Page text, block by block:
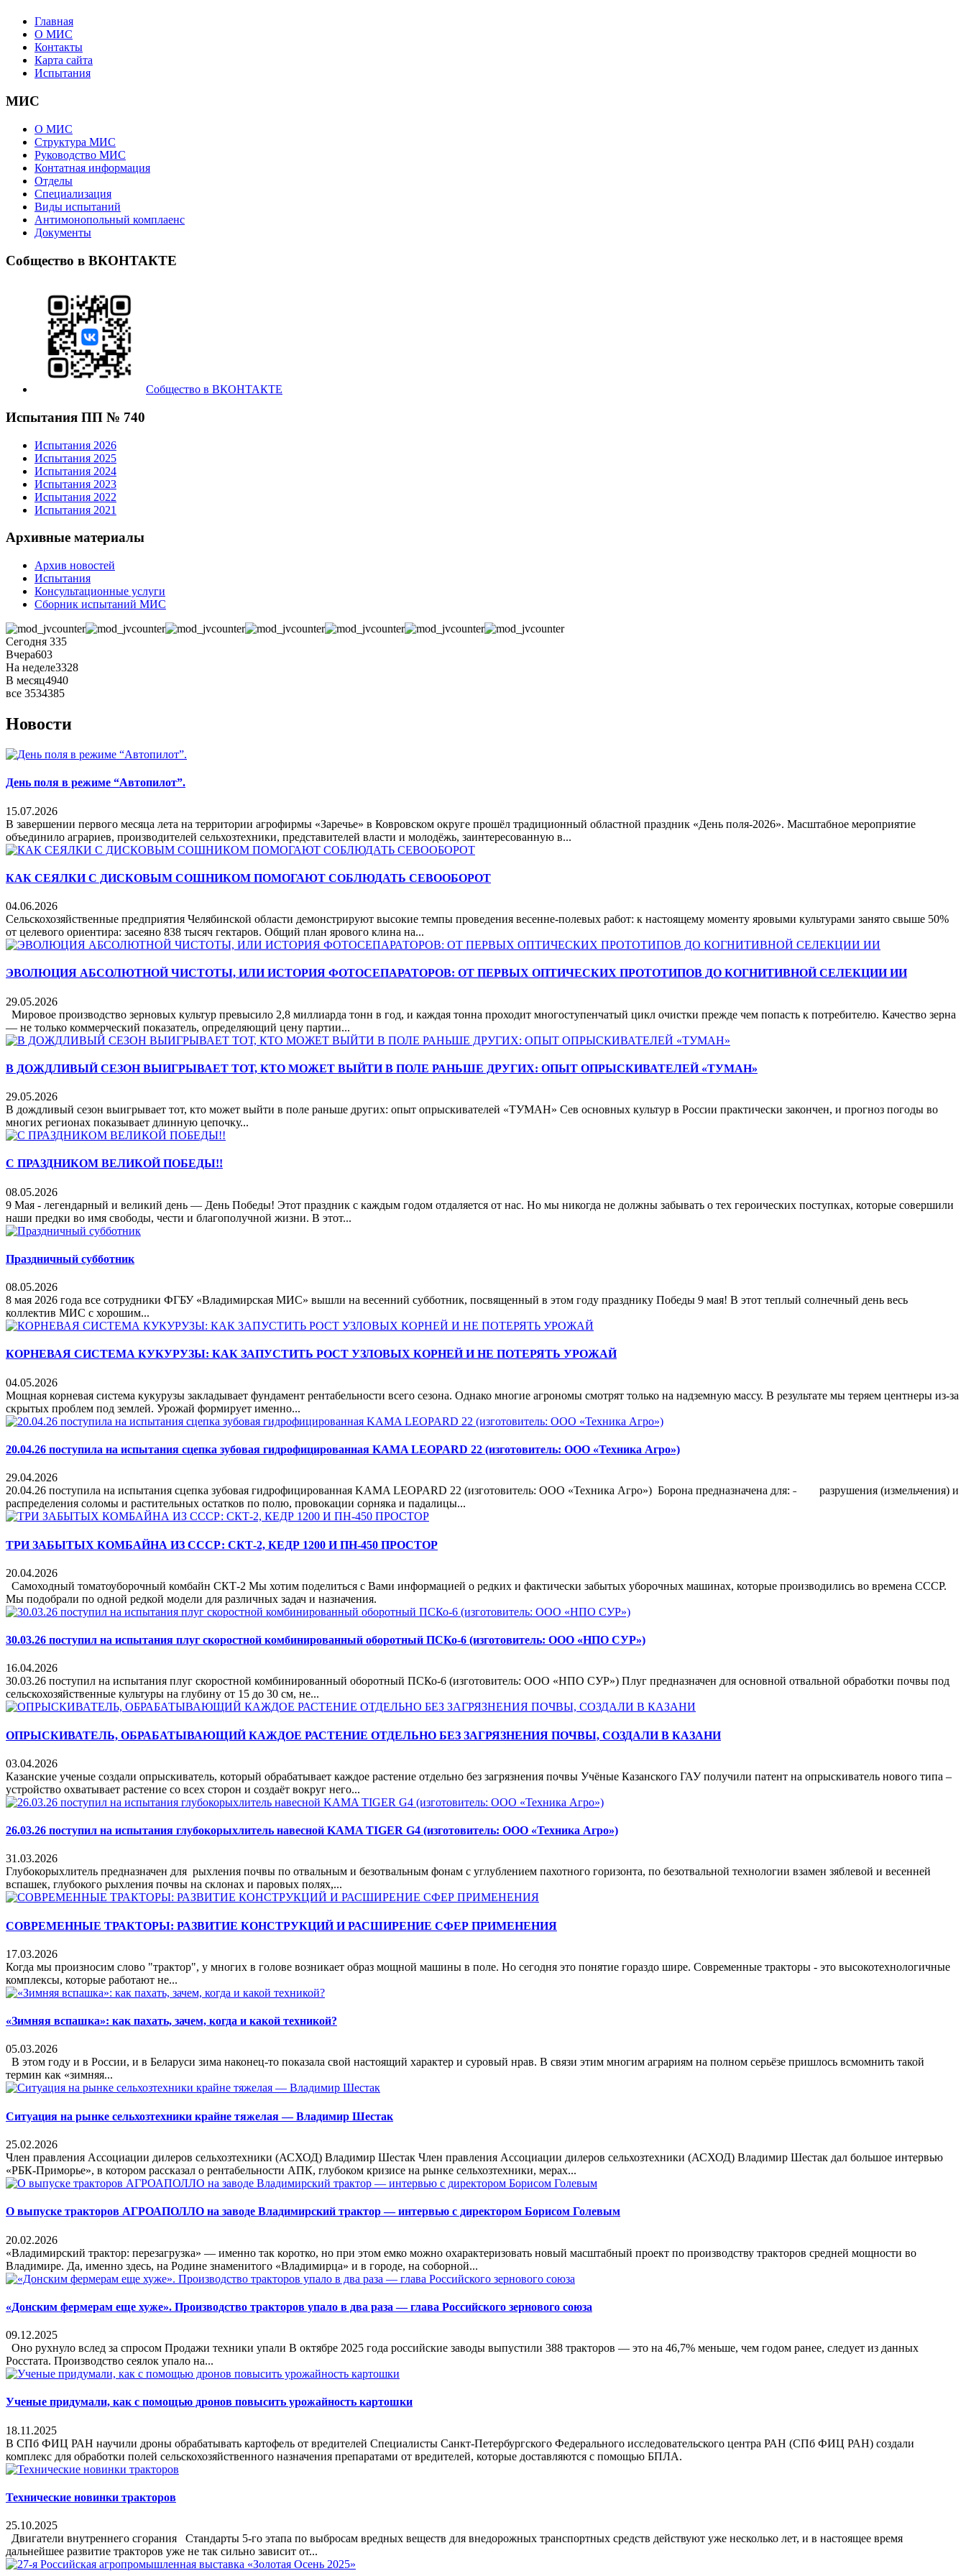
Главная
О МИС
Контакты
Карта сайта
Испытания
МИС
О МИС
Структура МИС
Руководство МИС
Контатная информация
Отделы
Специализация
Виды испытаний
Антимонопольный комплаенс
Документы
Собщество в ВКОНТАКТЕ
Собщество в ВКОНТАКТЕ
Испытания ПП № 740
Испытания 2026
Испытания 2025
Испытания 2024
Испытания 2023
Испытания 2022
Испытания 2021
Архивные материалы
Архив новостей
Испытания
Консультационные услуги
Сборник испытаний МИС
Сегодня 335
Вчера603
На неделе3328
В месяц4940
все 3534385
Новости
День поля в режиме “Автопилот”.
15.07.2026
В завершении первого месяца лета на территории агрофирмы «Заречье» в Ковровском округе прошёл традиционный областной праздник «День поля-2026». Масштабное мероприятие
объединило аграриев, производителей сельхозтехники, представителей власти и молодёжь, заинтересованную в...
КАК СЕЯЛКИ С ДИСКОВЫМ СОШНИКОМ ПОМОГАЮТ СОБЛЮДАТЬ СЕВООБОРОТ
04.06.2026
Сельскохозяйственные предприятия Челябинской области демонстрируют высокие темпы проведения весенне-полевых работ: к настоящему моменту яровыми культурами занято свыше 50%
от целевого ориентира: засеяно 838 тысяч гектаров. Общий план ярового клина на...
ЭВОЛЮЦИЯ АБСОЛЮТНОЙ ЧИСТОТЫ, ИЛИ ИСТОРИЯ ФОТОСЕПАРАТОРОВ: ОТ ПЕРВЫХ ОПТИЧЕСКИХ ПРОТОТИПОВ ДО КОГНИТИВНОЙ СЕЛЕКЦИИ ИИ
29.05.2026
Мировое производство зерновых культур превысило 2,8 миллиарда тонн в год, и каждая тонна проходит многоступенчатый цикл очистки прежде чем попасть к потребителю. Качество зерна
— не только коммерческий показатель, определяющий цену партии...
В ДОЖДЛИВЫЙ СЕЗОН ВЫИГРЫВАЕТ ТОТ, КТО МОЖЕТ ВЫЙТИ В ПОЛЕ РАНЬШЕ ДРУГИХ: ОПЫТ ОПРЫСКИВАТЕЛЕЙ «ТУМАН»
29.05.2026
В дождливый сезон выигрывает тот, кто может выйти в поле раньше других: опыт опрыскивателей «ТУМАН» Сев основных культур в России практически закончен, и прогноз погоды во
многих регионах показывает длинную цепочку...
С ПРАЗДНИКОМ ВЕЛИКОЙ ПОБЕДЫ!!
08.05.2026
9 Мая - легендарный и великий день — День Победы! Этот праздник с каждым годом отдаляется от нас. Но мы никогда не должны забывать о тех героических поступках, которые совершили
наши предки во имя свободы, чести и благополучной жизни. В этот...
Праздничный субботник
08.05.2026
8 мая 2026 года все сотрудники ФГБУ «Владимирская МИС» вышли на весенний субботник, посвященный в этом году празднику Победы 9 мая! В этот теплый солнечный день весь
коллектив МИС с хорошим...
КОРНЕВАЯ СИСТЕМА КУКУРУЗЫ: КАК ЗАПУСТИТЬ РОСТ УЗЛОВЫХ КОРНЕЙ И НЕ ПОТЕРЯТЬ УРОЖАЙ
04.05.2026
Мощная корневая система кукурузы закладывает фундамент рентабельности всего сезона. Однако многие агрономы смотрят только на надземную массу. В результате мы теряем центнеры из-за
скрытых проблем под землей. Урожай формирует именно...
20.04.26 поступила на испытания сцепка зубовая гидрофицированная KAMA LEOPARD 22 (изготовитель: ООО «Техника Агро»)
29.04.2026
20.04.26 поступила на испытания сцепка зубовая гидрофицированная KAMA LEOPARD 22 (изготовитель: ООО «Техника Агро») Борона предназначена для: ˗ разрушения (измельчения) и
распределения соломы и растительных остатков по полю, провокации сорняка и падалицы...
ТРИ ЗАБЫТЫХ КОМБАЙНА ИЗ СССР: СКТ-2, КЕДР 1200 И ПН-450 ПРОСТОР
20.04.2026
Самоходный томатоуборочный комбайн СКТ-2 Мы хотим поделиться с Вами информацией о редких и фактически забытых уборочных машинах, которые производились во времена СССР.
Мы подобрали по одной редкой модели для различных задач и назначения.
30.03.26 поступил на испытания плуг скоростной комбинированный оборотный ПСКо-6 (изготовитель: ООО «НПО СУР»)
16.04.2026
30.03.26 поступил на испытания плуг скоростной комбинированный оборотный ПСКо-6 (изготовитель: ООО «НПО СУР») Плуг предназначен для основной отвальной обработки почвы под
сельскохозяйственные культуры на глубину от 15 до 30 см, не...
ОПРЫСКИВАТЕЛЬ, ОБРАБАТЫВАЮЩИЙ КАЖДОЕ РАСТЕНИЕ ОТДЕЛЬНО БЕЗ ЗАГРЯЗНЕНИЯ ПОЧВЫ, СОЗДАЛИ В КАЗАНИ
03.04.2026
Казанские ученые создали опрыскиватель, который обрабатывает каждое растение отдельно без загрязнения почвы Учёные Казанского ГАУ получили патент на опрыскиватель нового типа –
устройство охватывает растение со всех сторон и создаёт вокруг него...
26.03.26 поступил на испытания глубокорыхлитель навесной KAMA TIGER G4 (изготовитель: ООО «Техника Агро»)
31.03.2026
Глубокорыхлитель предназначен для рыхления почвы по отвальным и безотвальным фонам с углублением пахотного горизонта, по безотвальной технологии взамен зяблевой и весенней
вспашек, глубокого рыхления почвы на склонах и паровых полях,...
СОВРЕМЕННЫЕ ТРАКТОРЫ: РАЗВИТИЕ КОНСТРУКЦИЙ И РАСШИРЕНИЕ СФЕР ПРИМЕНЕНИЯ
17.03.2026
Когда мы произносим слово "трактор", у многих в голове возникает образ мощной машины в поле. Но сегодня это понятие гораздо шире. Современные тракторы - это высокотехнологичные
комплексы, которые работают не...
«Зимняя вспашка»: как пахать, зачем, когда и какой техникой?
05.03.2026
В этом году и в России, и в Беларуси зима наконец-то показала свой настоящий характер и суровый нрав. В связи этим многим аграриям на полном серьёзе пришлось всмомнить такой
термин как «зимняя...
Ситуация на рынке сельхозтехники крайне тяжелая — Владимир Шестак
25.02.2026
Член правления Ассоциации дилеров сельхозтехники (АСХОД) Владимир Шестак Член правления Ассоциации дилеров сельхозтехники (АСХОД) Владимир Шестак дал большое интервью
«РБК-Приморье», в котором рассказал о рентабельности АПК, глубоком кризисе на рынке сельхозтехники, мерах...
О выпуске тракторов АГРОАПОЛЛО на заводе Владимирский трактор — интервью с директором Борисом Голевым
20.02.2026
«Владимирский трактор: перезагрузка» — именно так коротко, но при этом емко можно охарактеризовать новый масштабный проект по производству тракторов средней мощности во
Владимире. Да, именно здесь, на Родине знаменитого «Владимирца» и в городе, на соборной...
«Донским фермерам еще хуже». Производство тракторов упало в два раза — глава Российского зернового союза
09.12.2025
Оно рухнуло вслед за спросом Продажи техники упали В октябре 2025 года российские заводы выпустили 388 тракторов — это на 46,7% меньше, чем годом ранее, следует из данных
Росстата. Производство сеялок упало на...
Ученые придумали, как с помощью дронов повысить урожайность картошки
18.11.2025
В СПб ФИЦ РАН научили дроны обрабатывать картофель от вредителей Специалисты Санкт-Петербургского Федерального исследовательского центра РАН (СПб ФИЦ РАН) создали
комплекс для обработки полей сельскохозяйственного назначения препаратами от вредителей, которые доставляются с помощью БПЛА.
Технические новинки тракторов
25.10.2025
Двигатели внутреннего сгорания Стандарты 5-го этапа по выбросам вредных веществ для внедорожных транспортных средств действуют уже несколько лет, и в настоящее время
дальнейшее развитие тракторов уже не так сильно зависит от...